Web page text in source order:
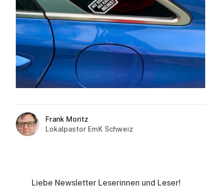
Frank Moritz
Lokalpastor EmK Schweiz
Liebe Newsletter Leserinnen und Leser!